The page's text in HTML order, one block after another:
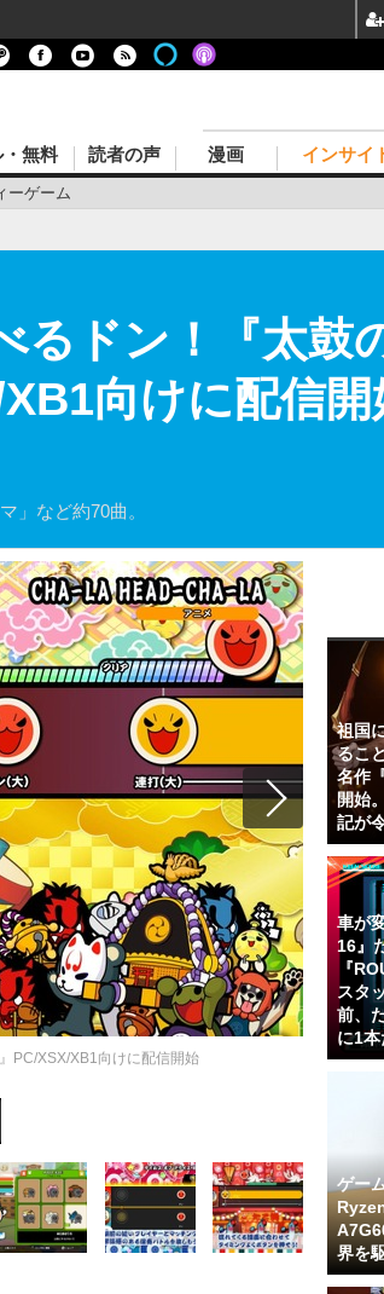
ーゲーム
・無料 読者の声 漫画 インサイ
るドン！『太鼓
向けに配信
」など約70曲。
PC/XSX/XB1向けに配信開始
祖国
るこ
名作
開始
記が
車が
16』
『
スタ
前、
に1
ゲー
界を